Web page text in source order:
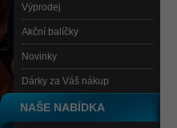
Výprodej
Akční balíčky
Novinky
Dárky za Váš nákup
NAŠE NABÍDKA